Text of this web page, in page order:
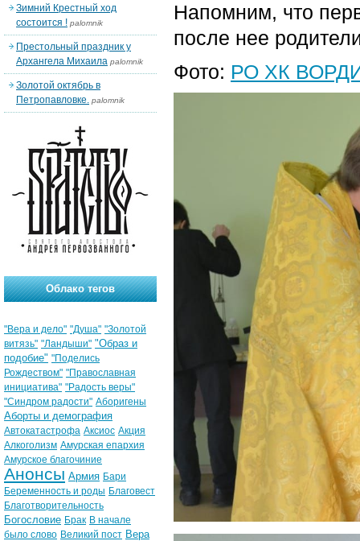
Напомним, что
после нее
Фото: РО ХК
Зимний Крестный ход
состоится ! palomnik
Престольный праздник у
Архангела Михаила palomnik
Золотой октябрь в
Петропавловке. palomnik
Облако тегов
"Вера и дело" "Душа" "Золотой
витязь" "Ландыши" "Образ и
подобие" "Поделись
Рождеством" "Православная
инициатива" "Радость веры"
"Синдром радости" Аборигены
Аборты и демография
Автокатастрофа Аксиос Акция
Алкоголизм Амурская епархия
Амурское благочиние
Анонсы Армия Бари
Беременность и роды Благовест
Благотворительность
Богословие Брак В начале
было слово Великий пост Вера